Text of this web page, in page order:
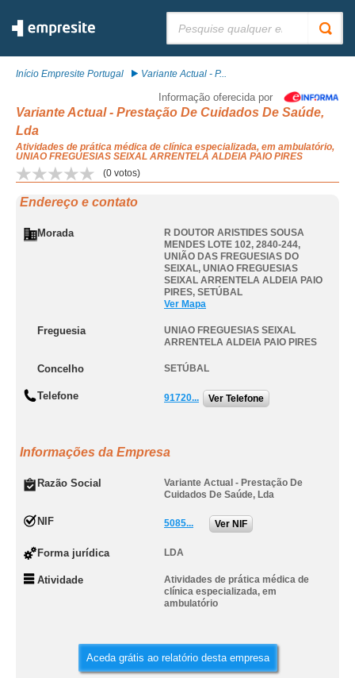
Início Empresite Portugal Variante Actual - P...
Informação oferecida por
Variante Actual - Prestação De Cuidados De Saúde,
Lda
Atividades de prática médica de clínica especializada, em ambulatório,
UNIAO FREGUESIAS SEIXAL ARRENTELA ALDEIA PAIO PIRES
(0 votos)
Endereço e contato
Morada
R DOUTOR ARISTIDES SOUSA
MENDES LOTE 102, 2840-244,
UNIÃO DAS FREGUESIAS DO
SEIXAL, UNIAO FREGUESIAS
SEIXAL ARRENTELA ALDEIA PAIO
PIRES, SETÚBAL
Ver Mapa
Freguesia
UNIAO FREGUESIAS SEIXAL
ARRENTELA ALDEIA PAIO PIRES
Concelho SETÚBAL
Telefone 91720... Ver Telefone
Informações da Empresa
Razão Social
Variante Actual - Prestação De
Cuidados De Saúde, Lda
NIF 5085... Ver NIF
Forma jurídica LDA
Atividade
Atividades de prática médica de
clínica especializada, em
ambulatório
Aceda grátis ao relatório desta empresa